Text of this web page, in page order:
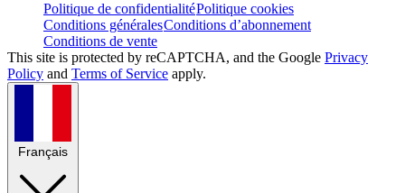
Politique de confidentialitéPolitique cookies
Conditions généralesConditions d’abonnement
Conditions de vente
This site is protected by reCAPTCHA, and the Google Privacy
Policy and Terms of Service apply.
Français